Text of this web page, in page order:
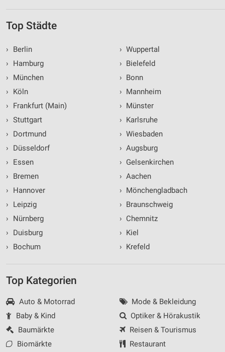
Top Städte
›
Berlin
›
Hamburg
›
München
›
Köln
›
Frankfurt (Main)
› Stuttgart
›
Dortmund
›
Düsseldorf
›
Essen
›
Bremen
›
Hannover
›
Leipzig
›
Nürnberg
›
Duisburg
›
Bochum
› Wuppertal
› Bielefeld
› Bonn
› Mannheim
› Münster
› Karlsruhe
› Wiesbaden
› Augsburg
› Gelsenkirchen
› Aachen
› Mönchengladbach
› Braunschweig
› Chemnitz
› Kiel
› Krefeld
Top Kategorien
Auto & Motorrad
Baby & Kind
Baumärkte
Biomärkte
Mode & Bekleidung
Optiker & Hörakustik
Reisen & Tourismus
Restaurant